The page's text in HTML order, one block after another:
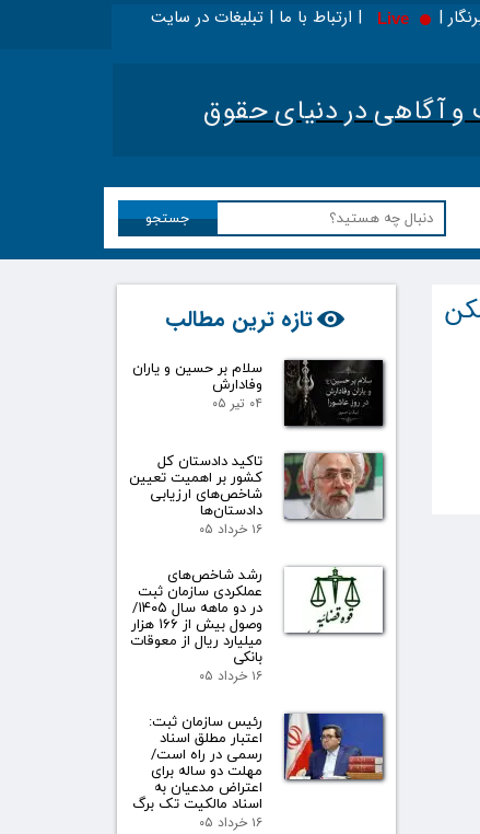
در اینجا بخوانید - ویژه حقوقدانان|
| | ارتباط با ما | تبلیغات در سایت
Live
آگاهی در دنیای حقوق​​​​​​​
جستجو
تازه ترین مطالب
سلام بر حسین و یاران
وفادارش
۰۴ تیر ۰۵
تاکید دادستان کل
کشور بر اهمیت تعیین
شاخص‌های ارزیابی
دادستان‌ها
۱۶ خرداد ۰۵
رشد شاخص‌های
عملکردی سازمان ثبت
در دو ماهه سال ۱۴۰۵/
وصول بیش از ۱۶۶ هزار
میلیارد ریال از معوقات
بانکی
۱۶ خرداد ۰۵
رئیس سازمان ثبت:
اعتبار مطلق اسناد
رسمی در راه است/
مهلت دو ساله برای
اعتراض مدعیان به
اسناد مالکیت تک برگ
۱۶ خرداد ۰۵